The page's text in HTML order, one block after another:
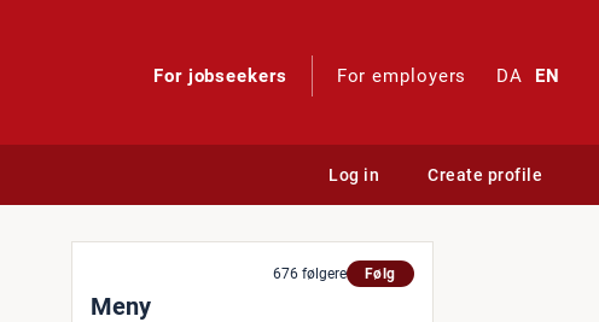
For jobseekers For employers DA EN
Log in Create profile
676 følgere Følg
Meny